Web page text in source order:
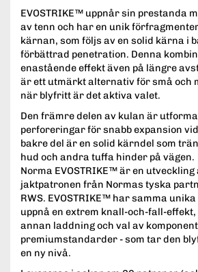
EVOSTRIKE™ uppnår sin prestanda
av tenn och har en unik
kärnan, som följs av en solid kärna i
förbättrad penetration. Denna
enastående effekt även på längre
är ett utmärkt alternativ för små och
när blyfritt är det aktiva valet.
Den främre delen av kulan är
perforeringar för snabb expansion
bakre del är en solid kärndel som
hud och andra tuffa hinder på vägen.
Norma EVOSTRIKE™ är en utveckling
jaktpatronen från Normas tyska
RWS. EVOSTRIKE™ har samma
uppnå en extrem knall-och-fall-effekt,
annan laddning och val av
premiumstandarder - som tar den
en ny nivå.